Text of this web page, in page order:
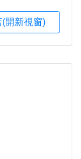
(開新視窗)